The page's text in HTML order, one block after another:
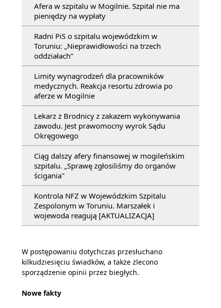
Afera w szpitalu w Mogilnie. Szpital nie ma
pieniędzy na wypłaty
Radni PiS o szpitalu wojewódzkim w
Toruniu: „Nieprawidłowości na trzech
oddziałach”
Limity wynagrodzeń dla pracowników
medycznych. Reakcja resortu zdrowia po
aferze w Mogilnie
Lekarz z Brodnicy z zakazem wykonywania
zawodu. Jest prawomocny wyrok Sądu
Okręgowego
Ciąg dalszy afery finansowej w mogileńskim
szpitalu. „Sprawę zgłosiliśmy do organów
ścigania"
Kontrola NFZ w Wojewódzkim Szpitalu
Zespolonym w Toruniu. Marszałek i
wojewoda reagują [AKTUALIZACJA]
W postępowaniu dotychczas przesłuchano
kilkudziesięciu świadków, a także zlecono
sporządzenie opinii przez biegłych.
Nowe fakty